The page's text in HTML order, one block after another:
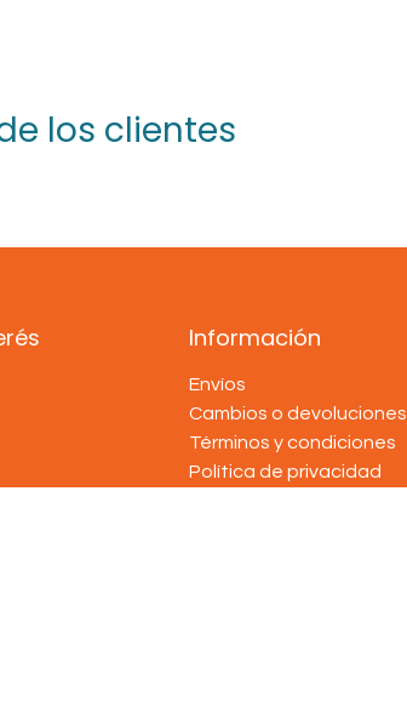
los clientes
Información
Envíos
Cambios o devoluciones
Términos y condiciones
Política de privacidad